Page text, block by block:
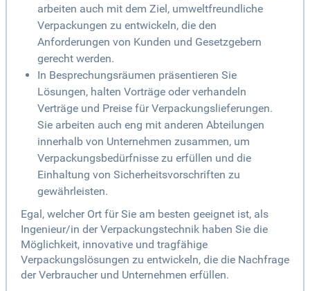
arbeiten auch mit dem Ziel, umweltfreundliche
Verpackungen zu entwickeln, die den
Anforderungen von Kunden und Gesetzgebern
gerecht werden.
In Besprechungsräumen präsentieren Sie
Lösungen, halten Vorträge oder verhandeln
Verträge und Preise für Verpackungslieferungen.
Sie arbeiten auch eng mit anderen Abteilungen
innerhalb von Unternehmen zusammen, um
Verpackungsbedürfnisse zu erfüllen und die
Einhaltung von Sicherheitsvorschriften zu
gewährleisten.
Egal, welcher Ort für Sie am besten geeignet ist, als
Ingenieur/in der Verpackungstechnik haben Sie die
Möglichkeit, innovative und tragfähige
Verpackungslösungen zu entwickeln, die die Nachfrage
der Verbraucher und Unternehmen erfüllen.